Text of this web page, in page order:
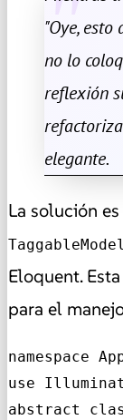
"Oye,
no lo
reflexión
elegante.
La solución
TaggableModel
Eloquent.
para el
namespace
use
abstract